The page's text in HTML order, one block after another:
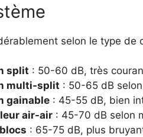
selon le type de
split : 50-60 dB, très
multi-split : 50-65 dB
gainable : 45-55 dB, bien
air-air : 45-70 dB selon
: 65-75 dB, plus